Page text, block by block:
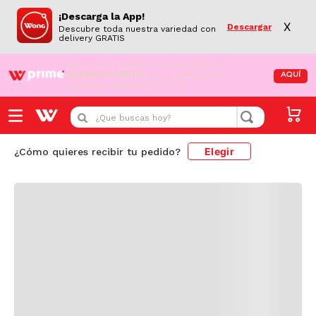
¡Descarga la App!
Descubre toda nuestra variedad con
delivery GRATIS
Descargar X
¡Aún no eres Wong Prime! Aprovecha el
DESPACHO GRATIS en tus compras de
supermercado desde S/79.90
AQUÍ
¿Que buscas hoy?
¿Cómo quieres recibir tu pedido? Elegir
Cargando comentarios...